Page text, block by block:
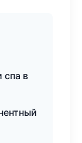
спа в